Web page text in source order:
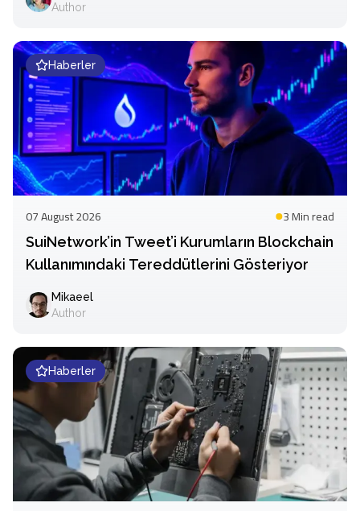
Author
Haberler
07 August 2026 3 Minread
SuiNetwork’in Tweet’i Kurumların Blockchain
Kullanımındaki Tereddütlerini Gösteriyor
Mikaeel
Author
Haberler